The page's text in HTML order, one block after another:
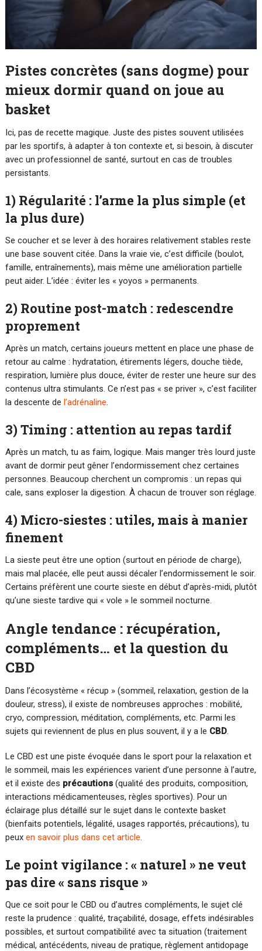
Pistes concrètes (sans dogme) pour
mieux dormir quand on joue au
basket
Ici, pas de recette magique. Juste des pistes souvent utilisées
par les sportifs, à adapter à ton contexte et, si besoin, à discuter
avec un professionnel de santé, surtout en cas de troubles
persistants.
1) Régularité : l’arme la plus simple (et
la plus dure)
Se coucher et se lever à des horaires relativement stables reste
une base souvent citée. Dans la vraie vie, c’est difficile (boulot,
famille, entraînements), mais même une amélioration partielle
peut aider. L’idée : éviter les « yoyos » permanents.
2) Routine post-match : redescendre
proprement
Après un match, certains joueurs mettent en place une phase de
retour au calme : hydratation, étirements légers, douche tiède,
respiration, lumière plus douce, éviter de rester une heure sur des
contenus ultra stimulants. Ce n’est pas « se priver », c’est faciliter
la descente de l’adrénaline.
3) Timing : attention au repas tardif
Après un match, tu as faim, logique. Mais manger très lourd juste
avant de dormir peut gêner l’endormissement chez certaines
personnes. Beaucoup cherchent un compromis : un repas qui
cale, sans exploser la digestion. À chacun de trouver son réglage.
4) Micro-siestes : utiles, mais à manier
finement
La sieste peut être une option (surtout en période de charge),
mais mal placée, elle peut aussi décaler l’endormissement le soir.
Certains préfèrent une courte sieste en début d’après-midi, plutôt
qu’une sieste tardive qui « vole » le sommeil nocturne.
Angle tendance : récupération,
compléments… et la question du
CBD
Dans l’écosystème « récup » (sommeil, relaxation, gestion de la
douleur, stress), il existe de nombreuses approches : mobilité,
cryo, compression, méditation, compléments, etc. Parmi les
sujets qui reviennent de plus en plus souvent, il y a le CBD.
Le CBD est une piste évoquée dans le sport pour la relaxation et
le sommeil, mais les expériences varient d’une personne à l’autre,
et il existe des précautions(qualité des produits, composition,
interactions médicamenteuses, règles sportives). Pour un
éclairage plus détaillé sur le sujet dans le contexte basket
(bienfaits potentiels, légalité, usages rapportés, précautions), tu
peux en savoir plus dans cet article.
Le point vigilance : « naturel » ne veut
pas dire « sans risque »
Que ce soit pour le CBD ou d’autres compléments, le sujet clé
reste la prudence : qualité, traçabilité, dosage, effets indésirables
possibles, et surtout compatibilité avec ta situation (traitement
médical, antécédents, niveau de pratique, règlement antidopage